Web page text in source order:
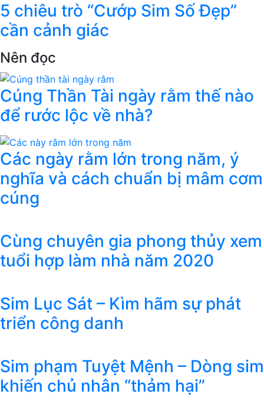
5 chiêu trò “Cướp Sim Số Đẹp”
cần cảnh giác
Nên đọc
Cúng Thần Tài ngày rằm thế nào
để rước lộc về nhà?
Các ngày rằm lớn trong năm, ý
nghĩa và cách chuẩn bị mâm cơm
cúng
Cùng chuyên gia phong thủy xem
tuổi hợp làm nhà năm 2020
Sim Lục Sát – Kìm hãm sự phát
triển công danh
Sim phạm Tuyệt Mệnh – Dòng sim
khiến chủ nhân “thảm hại”